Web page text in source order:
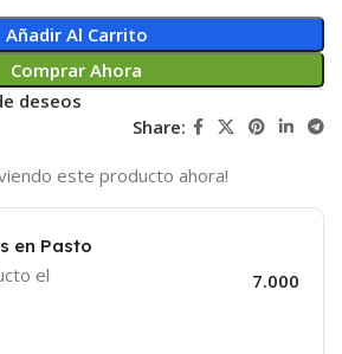
Añadir Al Carrito
Comprar Ahora
deseos
Share:
este producto ahora!
en Pasto
el
7.000